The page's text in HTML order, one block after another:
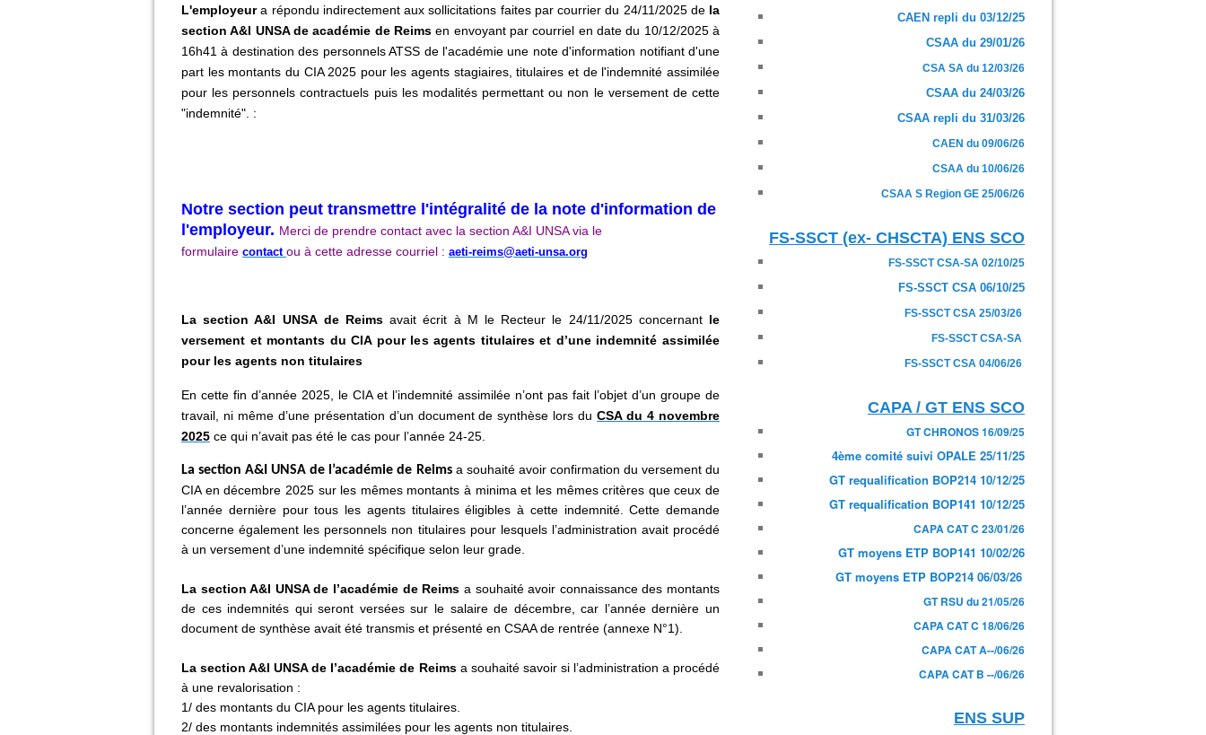
L'employeura répondu indirectement aux sollicitations faites par courrier du 24/11/2025 de la
section A&I UNSA de académie de Reims en envoyant par courriel en date du 10/12/2025 à
16h41 à destination des personnels ATSS de l'académie une note d'information notifiant d'une
part les montants du CIA 2025 pour les agents stagiaires, titulaires et de l'indemnité assimilée
pour les personnels contractuels puis les modalités permettant ou non le versement de cette
"indemnité". :
Notre section peut transmettre l'intégralité de la note d'information de
l'employeur. Merci de prendre contact avec la section A&I UNSA via le
formulaire contact ou à cette adresse courriel : aeti-reims@aeti-unsa.org
La section A&I UNSA de Reims avait écrit à M le Recteur le 24/11/2025 concernant le
versement et montants du CIA pour les agents titulaires et d’une indemnité assimilée
pour les agents non titulaires
En cette fin d’année 2025, le CIA et l’indemnité assimilée n’ont pas fait l’objet d’un groupe de
travail, ni même d’une présentation d’un document de synthèse lors du CSA du 4 novembre
2025 ce qui n’avait pas été le cas pour l’année 24-25.
La section A&I UNSA de l’académie de Reimsa souhaité avoir confirmation du versement du
CIA en décembre 2025 sur les mêmes montants à minima et les mêmes critères que ceux de
l’année dernière pour tous les agents titulaires éligibles à cette indemnité. Cette demande
concerne également les personnels non titulaires pour lesquels l’administration avait procédé
à un versement d’une indemnité spécifique selon leur grade.
La section A&I UNSA de l’académie de Reims a souhaité avoir connaissance des montants
de ces indemnités qui seront versées sur le salaire de décembre, car l’année dernière un
document de synthèse avait été transmis et présenté en CSAA de rentrée (annexe N°1).
La section A&I UNSA de l’académie de Reims a souhaitésavoir si l’administration a procédé
à une revalorisation :
1/ des montants du CIA pour les agents titulaires.
2/ des montants indemnités assimilées pour les agents non titulaires.
CAEN repli du 03/12/25
CSAA du 29/01/26
CSA SA du 12/03/26
CSAA du 24/03/26
CSAA repli du 31/03/26
CAEN du 09/06/26
CSAA du 10/06/26
CSAA S Region GE 25/06/26
FS-SSCT (ex- CHSCTA) ENS SCO
FS-SSCT CSA-SA 02/10/25
FS-SSCT CSA 06/10/25
FS-SSCT CSA 25/03/26
FS-SSCT CSA-SA
FS-SSCT CSA 04/06/26
CAPA / GT ENS SCO
GT CHRONOS 16/09/25
4ème comité suivi OPALE 25/11/25
GT requalification BOP214 10/12/25
GT requalification BOP141 10/12/25
CAPA CAT C 23/01/26
GT moyens ETP BOP141 10/02/26
GT moyens ETP BOP214 06/03/26
GT RSU du 21/05/26
CAPA CAT C 18/06/26
CAPA CAT A--/06/26
CAPA CAT B --/06/26
ENS SUP